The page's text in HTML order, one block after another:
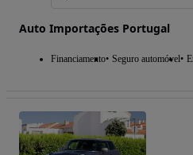
Auto Importações Portugal
Financiamento Seguro automóvel